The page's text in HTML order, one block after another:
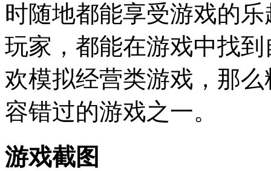
时随地都能享受游戏的
玩家，都能在游戏中找
欢模拟经营类游戏，那
容错过的游戏之一。
游戏截图